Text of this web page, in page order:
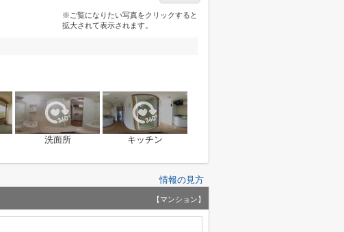
※ご覧になりたい写真をクリックすると
拡大されて表示されます。
洗面所 キッチン
情報の見方
【マンション】